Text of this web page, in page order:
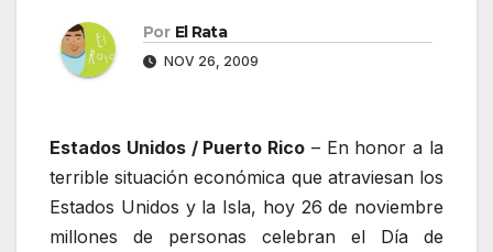
Por El Rata
NOV 26, 2009
Estados Unidos / Puerto Rico – En honor a la
terrible situación económica que atraviesan los
Estados Unidos y la Isla, hoy 26 de noviembre
millones de personas celebran el Día de